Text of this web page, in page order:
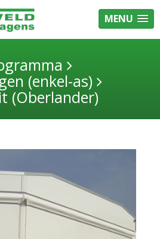
MENU
(enkel-as)
(Oberlander)